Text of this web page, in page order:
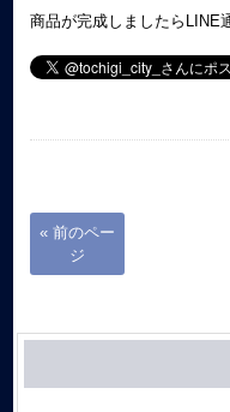
商品が完成しましたらLINE
« 前のペー
ジ